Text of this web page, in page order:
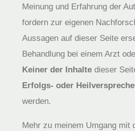
Meinung und Erfahrung der
fordern zur eigenen
Aussagen auf dieser Seite
Behandlung bei einem Arzt
Keiner der Inhaltedieser
Erfolgs- oder
werden.
Mehr zu meinem Umgang mit